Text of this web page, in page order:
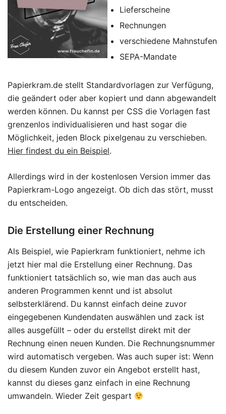
Lieferscheine
Rechnungen
verschiedene Mahnstufen
SEPA-Mandate
Papierkram.de stellt Standardvorlagen zur Verfügung,
die geändert oder aber kopiert und dann abgewandelt
werden können. Du kannst per CSS die Vorlagen fast
grenzenlos individualisieren und hast sogar die
Möglichkeit, jeden Block pixelgenau zu verschieben.
Hier findest du ein Beispiel.
Allerdings wird in der kostenlosen Version immer das
Papierkram-Logo angezeigt. Ob dich das stört, musst
du entscheiden.
Die Erstellung einer Rechnung
Als Beispiel, wie Papierkram funktioniert, nehme ich
jetzt hier mal die Erstellung einer Rechnung. Das
funktioniert tatsächlich so, wie man das auch aus
anderen Programmen kennt und ist absolut
selbsterklärend. Du kannst einfach deine zuvor
eingegebenen Kundendaten auswählen und zack ist
alles ausgefüllt – oder du erstellst direkt mit der
Rechnung einen neuen Kunden. Die Rechnungsnummer
wird automatisch vergeben. Was auch super ist: Wenn
du diesem Kunden zuvor ein Angebot erstellt hast,
kannst du dieses ganz einfach in eine Rechnung
umwandeln. Wieder Zeit gespart